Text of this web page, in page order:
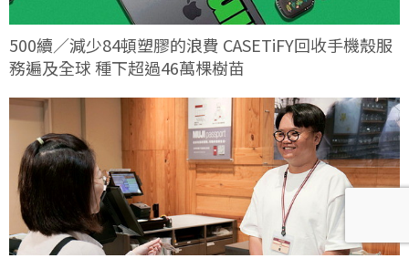
500續／減少84頓塑膠的浪費 CASETiFY回收手機殼服
務遍及全球 種下超過46萬棵樹苗